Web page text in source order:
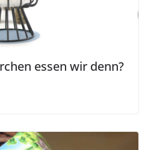
essen wir denn?